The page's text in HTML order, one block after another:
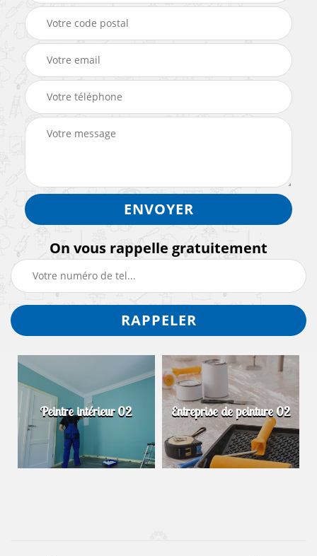
On vous rappelle gratuitement
Peintre intérieur 02 Entreprise de peinture 02